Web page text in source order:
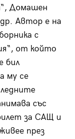
Домашен
Автор е на
с
от който
бил
му се
със
за САЩ и
през